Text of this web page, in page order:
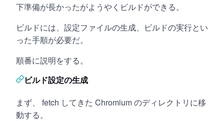
下準備が長かったがようやくビルドができる。
ビルドには、設定ファイルの生成、ビルドの実行とい
った手順が必要だ。
順番に説明をする。
ビルド設定の生成
まず、 fetch してきた Chromium のディレクトリに移
動する。